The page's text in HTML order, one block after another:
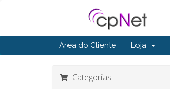
Área do Cliente Loja
Categorias